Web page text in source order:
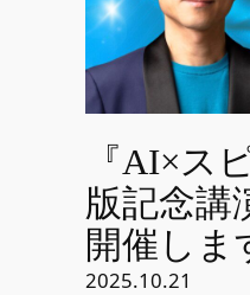
『AI×ス
版記念講
開催しま
2025.10.21